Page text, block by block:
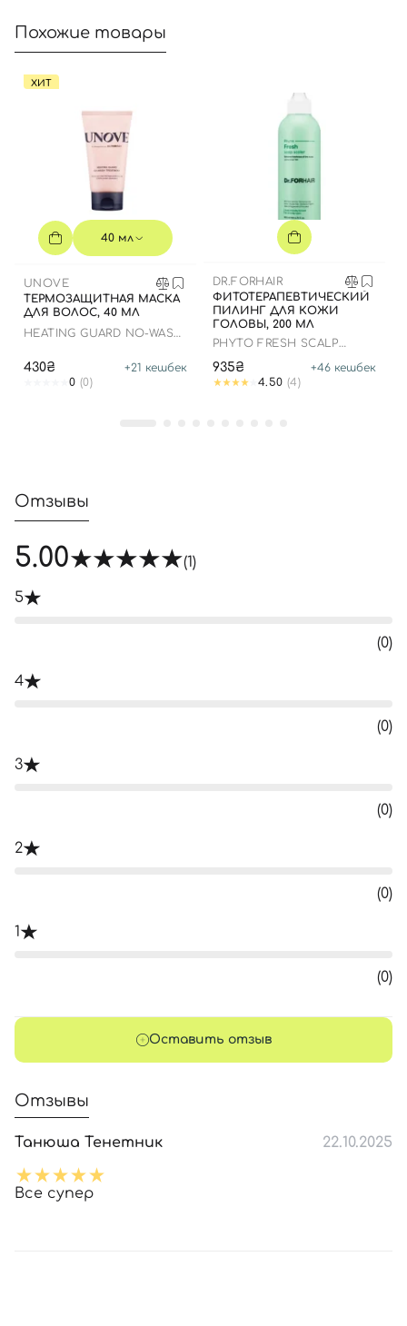
Похожие товары
ХИТ
40 мл
UNOVE
ТЕРМОЗАЩИТНАЯ МАСКА
ДЛЯ ВОЛОС, 40 МЛ
HEATING GUARD NO-WASH
430₴ +21 кешбек
0 (0)
DR.FORHAIR
ФИТОТЕРАПЕВТИЧЕСКИЙ
ПИЛИНГ ДЛЯ КОЖИ
ГОЛОВЫ, 200 МЛ
PHYTO FRESH SCALP
935₴ +46 кешбек
4.50 (4)
Отзывы
5.00 (1)
5
(0)
4
(0)
3
(0)
2
(0)
1
(0)
Оставить отзыв
Отзывы
Танюша Тенетник 22.10.2025
Все супер